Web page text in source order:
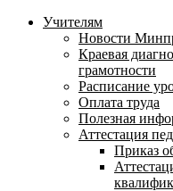
Учителям
Новости
Краевая
грамотности
Расписание
Оплата труда
Полезная
Аттестация
Приказ